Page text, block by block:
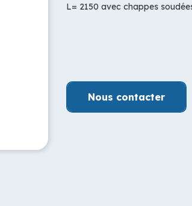
L= 2150 avec chappes
Nous contacter